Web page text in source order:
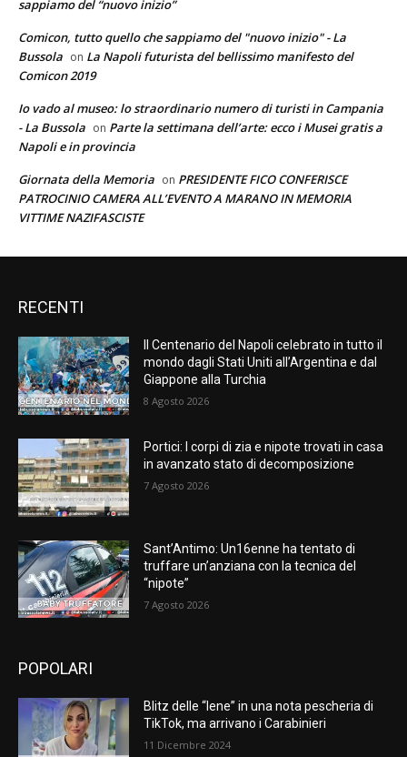
sappiamo del “nuovo inizio”
Comicon, tutto quello che sappiamo del "nuovo inizio" - La
Bussola on La Napoli futurista del bellissimo manifesto del
Comicon 2019
Io vado al museo: lo straordinario numero di turisti in Campania
- La Bussola on Parte la settimana dell’arte: ecco i Musei gratis a
Napoli e in provincia
Giornata della Memoria on PRESIDENTE FICO CONFERISCE
PATROCINIO CAMERA ALL’EVENTO A MARANO IN MEMORIA
VITTIME NAZIFASCISTE
RECENTI
Il Centenario del Napoli celebrato in tutto il
mondo dagli Stati Uniti all’Argentina e dal
Giappone alla Turchia
8 Agosto 2026
Portici: I corpi di zia e nipote trovati in casa
in avanzato stato di decomposizione
7 Agosto 2026
Sant’Antimo: Un16enne ha tentato di
truffare un’anziana con la tecnica del
“nipote”
7 Agosto 2026
POPOLARI
Blitz delle “Iene” in una nota pescheria di
TikTok, ma arrivano i Carabinieri
11 Dicembre 2024